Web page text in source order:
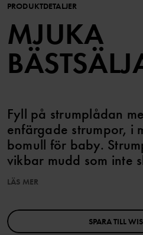
PRODUKTDETALJER
MJUKA
Fyll på strumplådan
enfärgade strumpor, i
bomull för baby.
vikbar mudd som inte
kombineras med andra
LÄS MER
SPARA TILL